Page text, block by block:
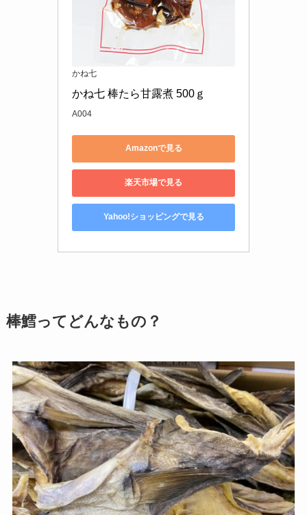
かね七
かね七 棒たら甘露煮 500ｇ
A004
Amazonで見る
楽天市場で見る
Yahoo!ショッピングで見る
棒鱈ってどんなもの？